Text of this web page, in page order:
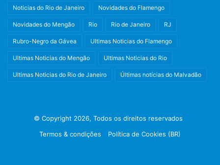
Noticias do Rio de Janeiro Novidades do Flamengo
Novidades do Mengão Rio Rio de Janeiro RJ
Rubro-Negro da Gávea Ultimas Noticias do Flamengo
Ultimas Noticias do Mengão Ultimas Noticias do Rio
Ultimas Noticias do Rio de Janeiro Últimas notícias do Malvadão
© Copyright 2026, Todos os direitos reservados
Termos & condições
Política de Cookies (BR)